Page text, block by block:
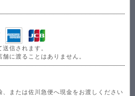
信されます。
に渡ることはありません。
、または佐川急便へ現金をお渡しください